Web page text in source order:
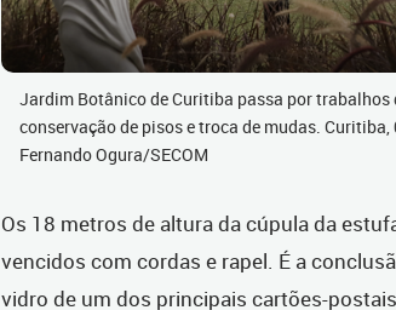
Jardim Botânico de Curitiba passa por trabalhos
conservação de pisos e troca de mudas.
Fernando Ogura/SECOM
Os 18 metros de altura da cúpula da
vencidos com cordas e rapel. É a
vidro de um dos principais cartões-